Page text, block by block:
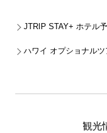
JTRIP STAY+ ホテル
ハワイ オプショナルツ
観光